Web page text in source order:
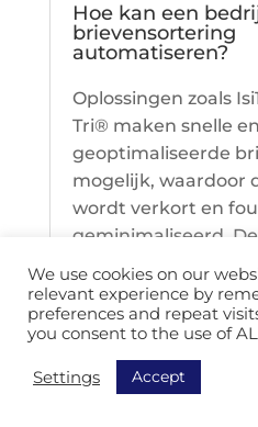
Hoe kan een
brievensortering
automatiseren?
Oplossingen zoals
Tri® maken snelle en
geoptimaliseerde
mogelijk, waardoor
wordt verkort en
geminimaliseerd.
stroomlijnen de
verhogen de
bedrijfs-postkamers.
We use cookies on our
relevant experience by
preferences and repeat
you consent to the use of
Settings Accept